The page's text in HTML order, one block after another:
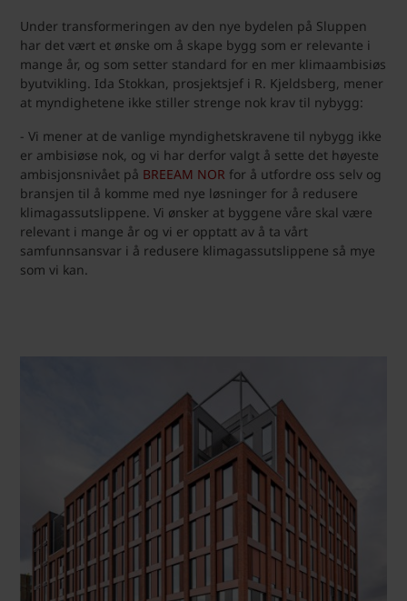
Under transformeringen av den nye bydelen på Sluppen
har det vært et ønske om å skape bygg som er relevante i
mange år, og som setter standard for en mer klimaambisiøs
byutvikling. Ida Stokkan, prosjektsjef i R. Kjeldsberg, mener
at myndighetene ikke stiller strenge nok krav til nybygg:
- Vi mener at de vanlige myndighetskravene til nybygg ikke
er ambisiøse nok, og vi har derfor valgt å sette det høyeste
ambisjonsnivået på BREEAM NOR for å utfordre oss selv og
bransjen til å komme med nye løsninger for å redusere
klimagassutslippene. Vi ønsker at byggene våre skal være
relevant i mange år og vi er opptatt av å ta vårt
samfunnsansvar i å redusere klimagassutslippene så mye
som vi kan.